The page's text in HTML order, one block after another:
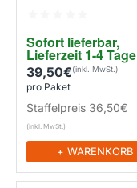
Sofort lieferbar,
Lieferzeit 1-4 Tage
39,50€
pro Paket
Staffelpreis 36,50€
+ WARENKORB